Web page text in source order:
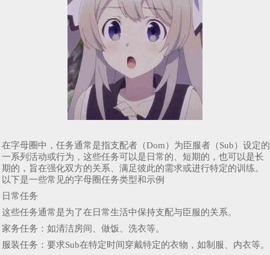
在字母圈中，任务通常是指支配者（Dom）为臣服者（Sub）设定的
一系列活动或行为，这些任务可以是日常的、短期的，也可以是长
期的，旨在强化双方的关系、满足彼此的需求或进行特定的训练。
以下是一些常见的字母圈任务类型和示例
日常任务
这些任务通常是为了在日常生活中保持支配与臣服的关系。
家务任务：如清洁房间、做饭、洗衣等。
服装任务：要求Sub在特定时间穿戴特定的衣物，如制服、内衣等。